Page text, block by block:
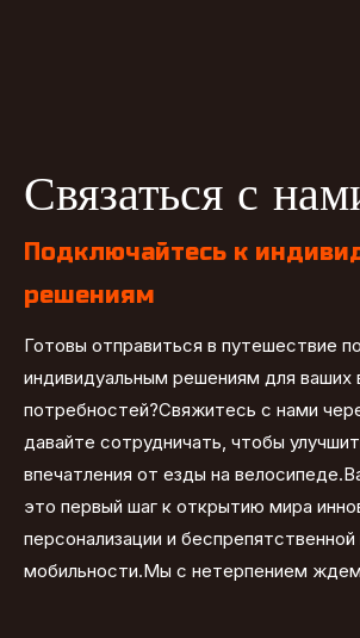
Связаться с
Подключайтесь к
решениям
Готовы отправиться в путешествие по
индивидуальным решениям для ваших
потребностей?Свяжитесь с нами
давайте сотрудничать, чтобы
впечатления от езды на
это первый шаг к открытию мира
персонализации и
мобильности.Мы с нетерпением